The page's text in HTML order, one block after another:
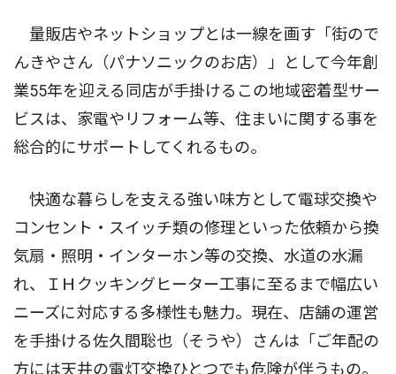
量販店やネットショップとは一線を画す「街ので
んきやさん（パナソニックのお店）」として今年創
業55年を迎える同店が手掛けるこの地域密着型サー
ビスは、家電やリフォーム等、住まいに関する事を
総合的にサポートしてくれるもの。
快適な暮らしを支える強い味方として電球交換や
コンセント・スイッチ類の修理といった依頼から換
気扇・照明・インターホン等の交換、水道の水漏
れ、ＩＨクッキングヒーター工事に至るまで幅広い
ニーズに対応する多様性も魅力。現在、店舗の運営
を手掛ける佐久間聡也（そうや）さんは「ご年配の
方には天井の電灯交換ひとつでも危険が伴うもの。